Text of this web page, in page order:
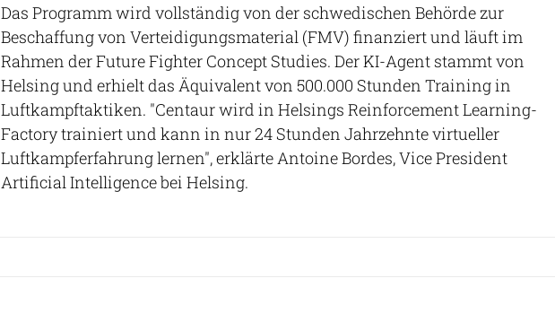
Das Programm wird vollständig von der schwedischen Behörde zur
Beschaffung von Verteidigungsmaterial (FMV) finanziert und läuft im
Rahmen der Future Fighter Concept Studies. Der KI-Agent stammt von
Helsing und erhielt das Äquivalent von 500.000 Stunden Training in
Luftkampftaktiken. "Centaur wird in Helsings Reinforcement Learning-
Factory trainiert und kann in nur 24 Stunden Jahrzehnte virtueller
Luftkampferfahrung lernen", erklärte Antoine Bordes, Vice President
Artificial Intelligence bei Helsing.